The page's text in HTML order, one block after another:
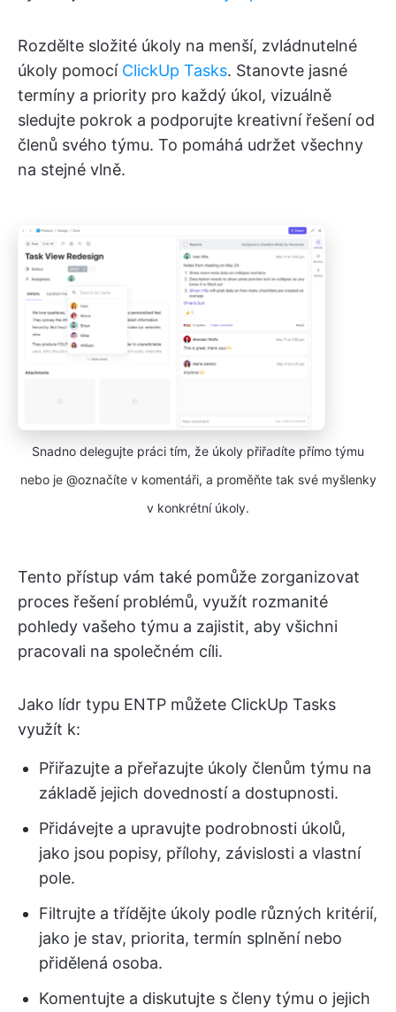
Rozdělte složité úkoly na menší, zvládnutelné
úkoly pomocí ClickUp Tasks. Stanovte jasné
termíny a priority pro každý úkol, vizuálně
sledujte pokrok a podporujte kreativní řešení od
členů svého týmu. To pomáhá udržet všechny
na stejné vlně.
Snadno delegujte práci tím, že úkoly přiřadíte přímo týmu
nebo je @označíte v komentáři, a proměňte tak své myšlenky
v konkrétní úkoly.
Tento přístup vám také pomůže zorganizovat
proces řešení problémů, využít rozmanité
pohledy vašeho týmu a zajistit, aby všichni
pracovali na společném cíli.
Jako lídr typu ENTP můžete ClickUp Tasks
využít k:
Přiřazujte a přeřazujte úkoly členům týmu na
základě jejich dovedností a dostupnosti.
Přidávejte a upravujte podrobnosti úkolů,
jako jsou popisy, přílohy, závislosti a vlastní
pole.
Filtrujte a třídějte úkoly podle různých kritérií,
jako je stav, priorita, termín splnění nebo
přidělená osoba.
Komentujte a diskutujte s členy týmu o jejich